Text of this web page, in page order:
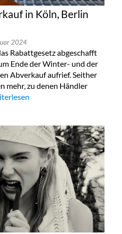
in Köln, Berlin
2024
Rabattgesetz abgeschafft
Ende der Winter- und der
Abverkauf aufrief. Seither
mehr, zu denen Händler
Sonderverkauf in Köln,